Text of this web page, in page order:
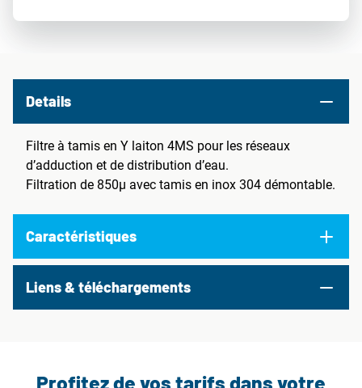
Details
Filtre à tamis en Y laiton 4MS pour les réseaux
d’adduction et de distribution d’eau.
Filtration de 850µ avec tamis en inox 304 démontable.
Caractéristiques
Liens & téléchargements
Profitez de vos tarifs dans votre